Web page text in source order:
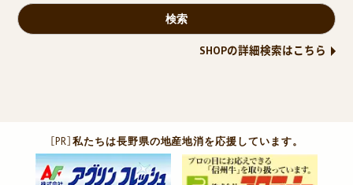
SHOPの詳細検索はこちら
［PR］私たちは長野県の地産地消を応援しています。